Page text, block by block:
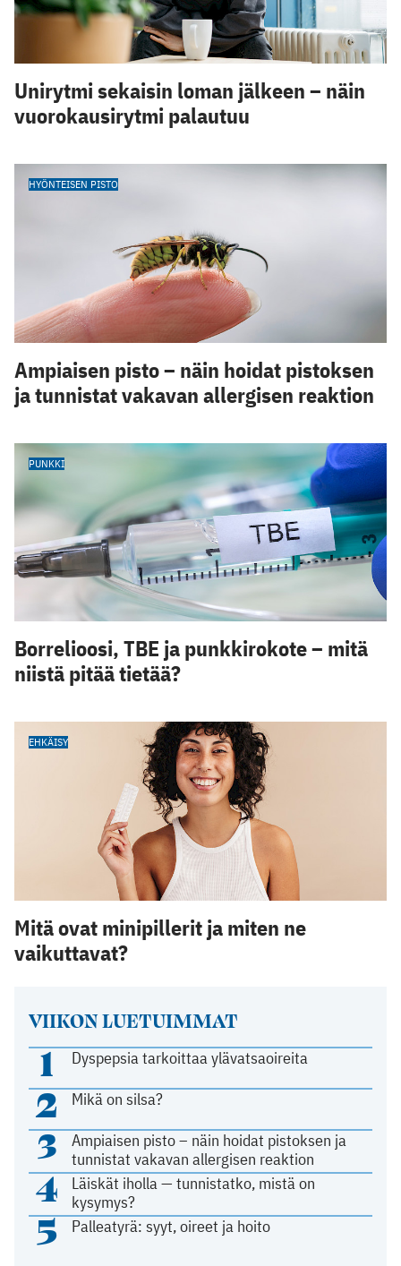
VIIKON LUETUIMMAT
1 Dyspepsia tarkoittaa ylävatsaoireita
2 Mikä on silsa?
3
Ampiaisen pisto – näin hoidat pistoksen ja
tunnistat vakavan allergisen reaktion
4
Läiskät iholla — tunnistatko, mistä on
kysymys?
5 Palleatyrä: syyt, oireet ja hoito
Unirytmi sekaisin loman jälkeen – näin
vuorokausirytmi palautuu
HYÖNTEISEN PISTO
Ampiaisen pisto – näin hoidat pistoksen
ja tunnistat vakavan allergisen reaktion
PUNKKI
Borrelioosi, TBE ja punkkirokote – mitä
niistä pitää tietää?
EHKÄISY
Mitä ovat minipillerit ja miten ne
vaikuttavat?